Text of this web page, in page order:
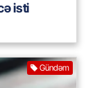
isti
Gündəm